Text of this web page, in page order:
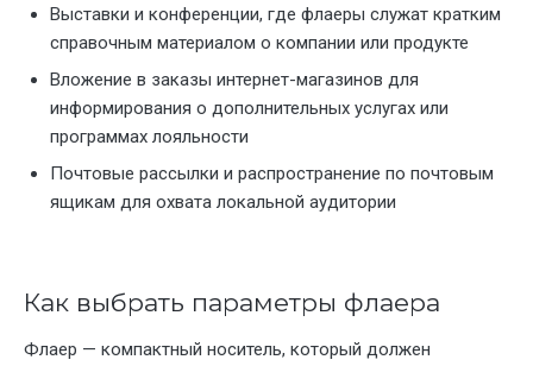
Выставки и конференции, где флаеры служат кратким
справочным материалом о компании или продукте
Вложение в заказы интернет-магазинов для
информирования о дополнительных услугах или
программах лояльности
Почтовые рассылки и распространение по почтовым
ящикам для охвата локальной аудитории
Как выбрать параметры флаера
Флаер — компактный носитель, который должен